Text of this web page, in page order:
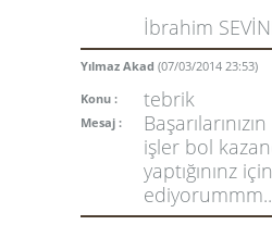
İbrahim
Yılmaz Akad (07/03/2014 23:53)
Konu :
tebrik
Mesaj :
işler bol
yaptığınınz